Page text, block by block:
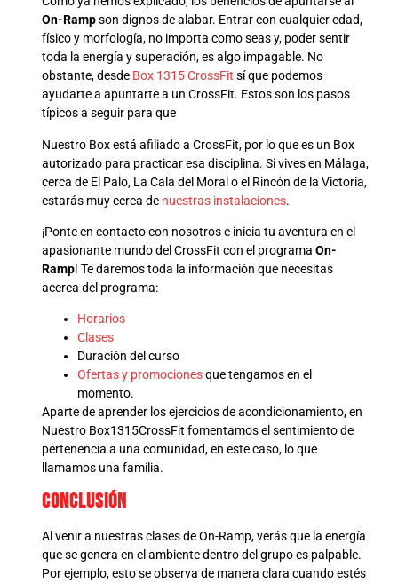
On-Rampson dignos de alabar. Entrar con cualquier edad,
físico y morfología, no importa como seas y, poder sentir
toda la energía y superación, es algo impagable. No
obstante, desde Box 1315 CrossFit sí que podemos
ayudarte a apuntarte a un CrossFit. Estos son los pasos
típicos a seguir para que
Nuestro Box está afiliado a CrossFit, por lo que es un Box
autorizado para practicar esa disciplina. Si vives en Málaga,
cerca de El Palo, La Cala del Moral o el Rincón de la Victoria,
estarás muy cerca de nuestras instalaciones.
¡Ponte en contacto con nosotros e inicia tu aventura en el
apasionante mundo del CrossFit con el programaOn-
Ramp! Te daremos toda la información que necesitas
acerca del programa:
Horarios
Clases
Duración del curso
Ofertas y promocionesque tengamos en el
momento.
Aparte de aprender los ejercicios de acondicionamiento, en
Nuestro Box1315CrossFit fomentamos el sentimiento de
pertenencia a una comunidad, en este caso, lo que
llamamos una familia.
Conclusión
Al venir a nuestras clases de On-Ramp, verás que la energía
que se genera en el ambiente dentro del grupo es palpable.
Por ejemplo, esto se observa de manera clara cuando estés